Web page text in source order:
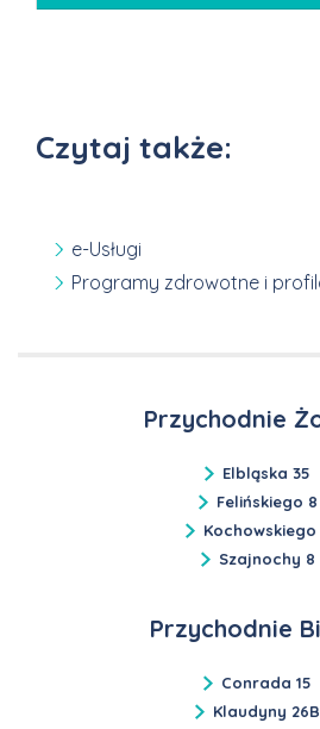
Czytaj także:
e-Usługi
Programy zdrowotne i
Przychodnie
Elbląska 35
Felińskiego 8
Kochowskiego
Szajnochy 8
Przychodnie
Conrada 15
Klaudyny 26B